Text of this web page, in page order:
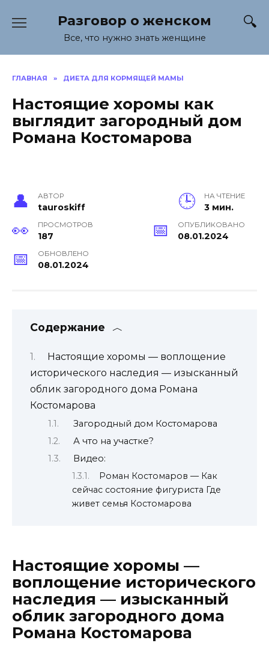
содержанию
Разговор о женском
Все, что нужно знать женщине
ГЛАВНАЯ » ДИЕТА ДЛЯ КОРМЯЩЕЙ МАМЫ
Настоящие хоромы как
выглядит загородный дом
Романа Костомарова
АВТОР
tauroskiff
НА ЧТЕНИЕ
3 мин.
ПРОСМОТРОВ
187
ОПУБЛИКОВАНО
08.01.2024
ОБНОВЛЕНО
08.01.2024
Содержание
Настоящие хоромы — воплощение
исторического наследия — изысканный
облик загородного дома Романа
Костомарова
Загородный дом Костомарова
А что на участке?
Видео:
Роман Костомаров — Как
сейчас состояние фигуриста Где
живет семья Костомарова
Настоящие хоромы —
воплощение исторического
наследия — изысканный
облик загородного дома
Романа Костомарова